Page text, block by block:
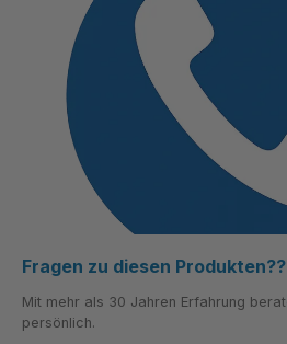
Fragen zu diesen Produkten??
Mit mehr als 30 Jahren Erfahrung
persönlich.